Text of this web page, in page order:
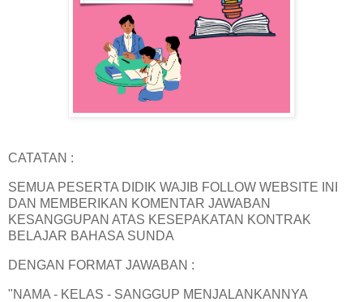
CATATAN :
SEMUA PESERTA DIDIK WAJIB FOLLOW WEBSITE INI
DAN MEMBERIKAN KOMENTAR JAWABAN
KESANGGUPAN ATAS KESEPAKATAN KONTRAK
BELAJAR BAHASA SUNDA
DENGAN FORMAT JAWABAN :
"NAMA - KELAS - SANGGUP MENJALANKANNYA